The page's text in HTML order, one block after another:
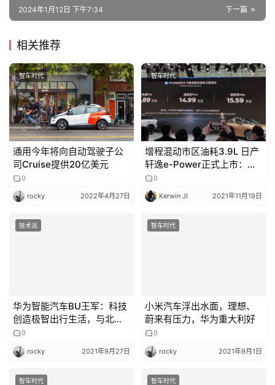
专
吉
开
T
a
l
k
下一篇
2024年1月12日 下午7:34
相关推荐
智车时代
通用今年将向自动驾驶子公
司Cruise提供20亿美元
0
rocky 2022年4月27日
智车时代
增程混动市区油耗3.9L 日产
轩逸e-Power正式上市：
13.89万起
0
Kerwin JI 2021年11月19日
技术派
华为智能汽车BU王军：科技
创造极智出行生活，与北
汽、长安、广汽的战略合作
采用华为全栈智能汽车解决
方案
0
rocky 2021年9月27日
智车时代
小米汽车浮出水面，理想、
蔚来有压力，华为重大利好
0
rocky 2021年9月1日
智车时代 智车时代